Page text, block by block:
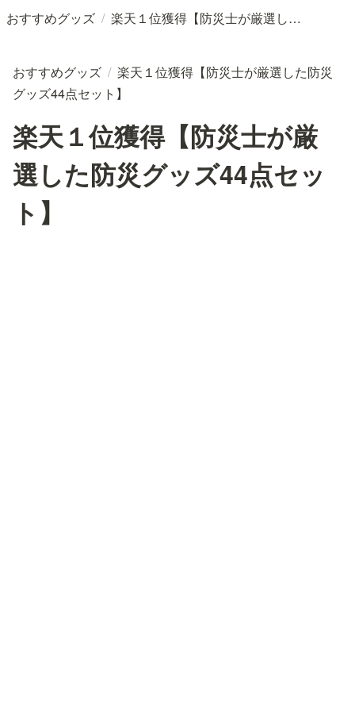
おすすめグッズ / 楽天１位獲得【防災士が厳選した防災グッズ44点セット】
おすすめグッズ / 楽天１位獲得【防災士が厳選した防災
グッズ44点セット】
楽天１位獲得【防災士が厳
選した防災グッズ44点セッ
ト】